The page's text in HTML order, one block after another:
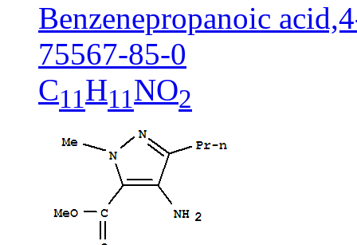
Benzenepropanoic
75567-85-0
C11H11NO2